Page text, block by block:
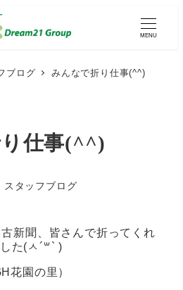
MENU
ブログ みんなで折り仕事(^^)
仕事(^^)
ゴリー
スタッフブログ
新聞、皆さんで折ってくれ
た(ㅅ´꒳` )
花園の里）